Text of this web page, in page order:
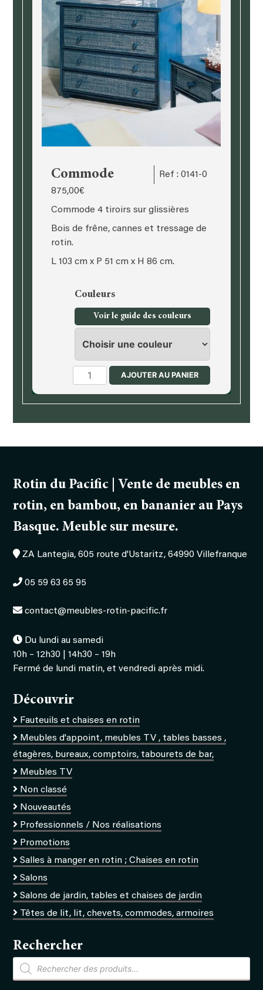
Commode
Ref : 0141-0
875,00€
Commode 4 tiroirs sur glissières
Bois de frêne, cannes et tressage de
rotin.
L 103 cm x P 51 cm x H 86 cm.
Couleurs
Voir le guide des couleurs
quantité
de
AJOUTER AU PANIER
Rotin du Pacific | Vente de meubles en
rotin, en bambou, en bananier au Pays
Basque. Meuble sur mesure.
ZA Lantegia, 605 route d'Ustaritz, 64990 Villefranque
05 59 63 65 95
contact@meubles-rotin-pacific.fr
Du lundi au samedi
10h – 12h30 | 14h30 – 19h
Fermé de lundi matin, et vendredi après midi.
Découvrir
Fauteuils et chaises en rotin
Meubles d'appoint, meubles TV , tables basses ,
étagères, bureaux, comptoirs, tabourets de bar,
Meubles TV
Non classé
Nouveautés
Professionnels / Nos réalisations
Promotions
Salles à manger en rotin ; Chaises en rotin
Salons
Salons de jardin, tables et chaises de jardin
Têtes de lit, lit, chevets, commodes, armoires
Rechercher
Recherche
de
produits